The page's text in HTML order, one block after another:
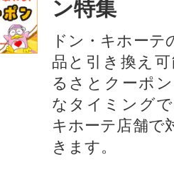
ン特集
ドン・キホーテ
品と引き換え
るさとクーポ
なタイミング
キホーテ店舗で
きます。